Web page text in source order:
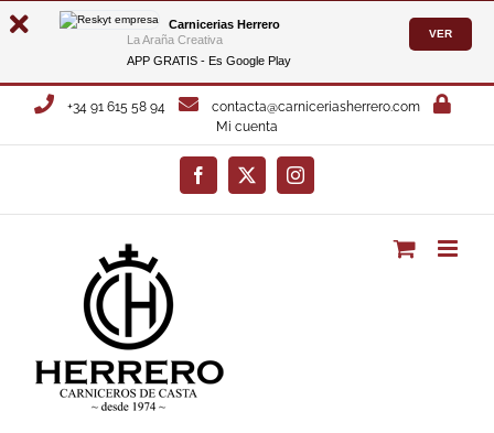
Carnicerias Herrero
La Araña Creativa
APP GRATIS - Es Google Play
VER
Saltar
+34 91 615 58 94
contacta@carniceriasherrero.com
Mi cuenta
Facebook
X Instagram